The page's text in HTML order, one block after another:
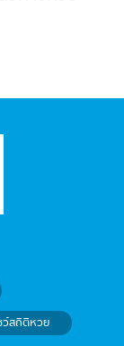
วทางหวย
ว์สถิติหวย